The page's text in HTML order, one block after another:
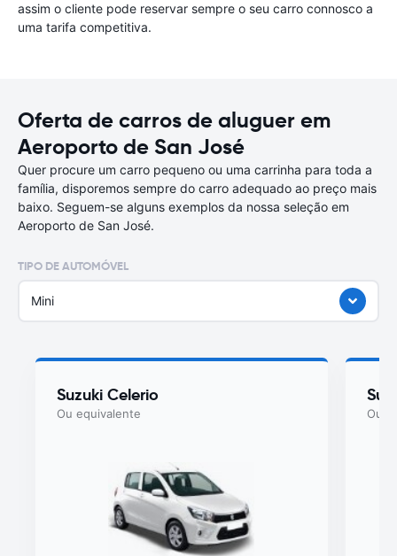
assim o cliente pode reservar sempre o seu carro connosco a
uma tarifa competitiva.
Oferta de carros de aluguer em
Aeroporto de San José
Quer procure um carro pequeno ou uma carrinha para toda a
família, disporemos sempre do carro adequado ao preço mais
baixo. Seguem-se alguns exemplos da nossa seleção em
Aeroporto de San José.
TIPO DE AUTOMÓVEL
Mini
Suzuki Celerio
Ou equivalente Ou